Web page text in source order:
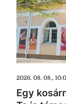
2026. 08. 08.,
Egy